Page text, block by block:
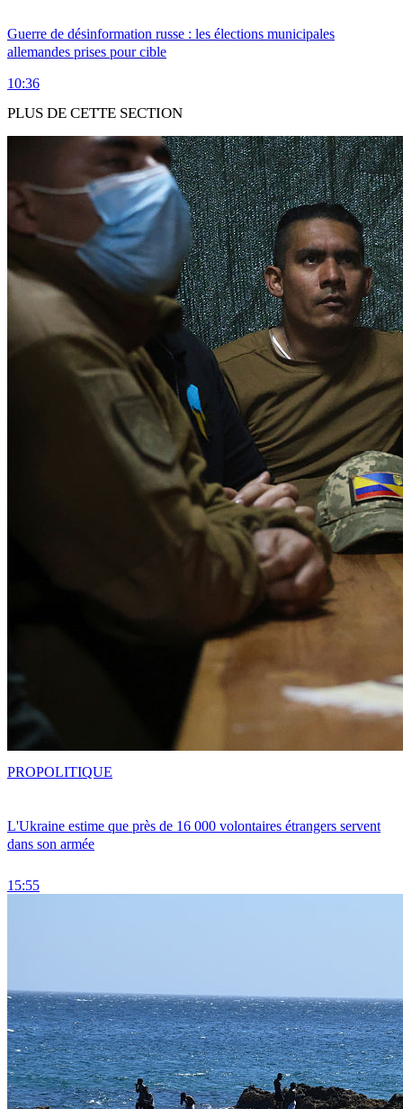
Guerre de désinformation russe : les élections municipales
allemandes prises pour cible
10:36
PLUS DE CETTE SECTION
L'Ukraine estime que près de 16 000 volontaires étrangers servent
dans son armée
15:55
PROPOLITIQUE